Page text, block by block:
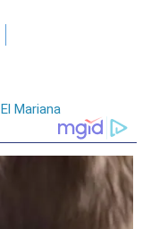
El Mariana